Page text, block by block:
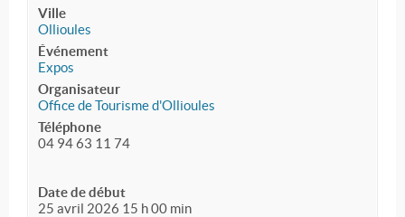
Ville
Ollioules
Événement
Expos
Organisateur
Office de Tourisme d'Ollioules
Téléphone
04 94 63 11 74
Date de début
25 avril 2026 15 h 00 min